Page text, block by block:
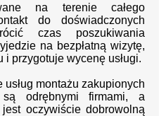
na terenie całego
do doświadczonych
czas poszukiwania
na bezpłatną wizytę,
i przygotuje wycenę usługi.
montażu zakupionych
są odrębnymi firmami, a
oczywiście dobrowolną